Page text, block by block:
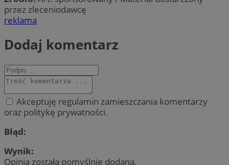
przez zleceniodawcę
reklama
Dodaj komentarz
Akceptuję regulamin zamieszczania komentarzy
oraz politykę prywatności.
Błąd:
Wynik:
Opinia została pomyślnie dodana.